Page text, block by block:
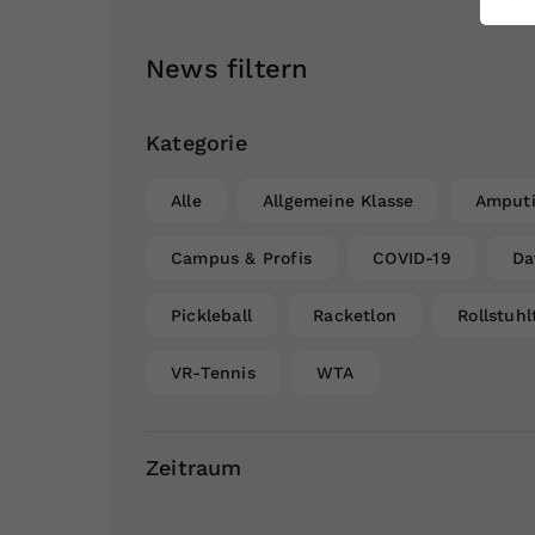
News filtern
Kategorie
Alle Allgemeine Klasse
Campus & Profis COVID-19
Pickleball Racketlon
VR-Tennis WTA
Zeitraum